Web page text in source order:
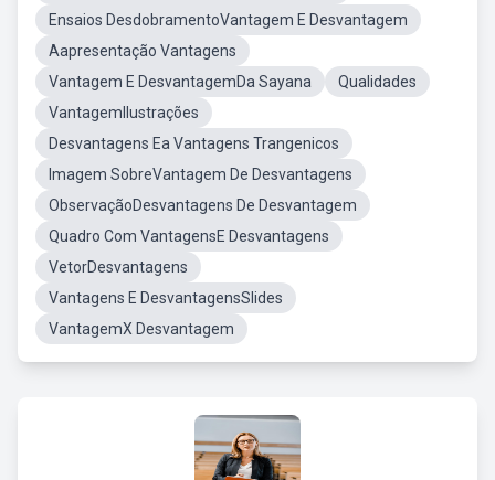
Ensaios DesdobramentoVantagem E Desvantagem
Aapresentação Vantagens
Vantagem E DesvantagemDa Sayana
Qualidades
VantagemIlustrações
Desvantagens Ea Vantagens Trangenicos
Imagem SobreVantagem De Desvantagens
ObservaçãoDesvantagens De Desvantagem
Quadro Com VantagensE Desvantagens
VetorDesvantagens
Vantagens E DesvantagensSlides
VantagemX Desvantagem